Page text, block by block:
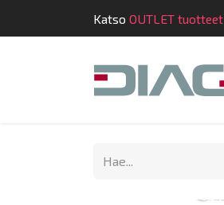
Katso OUTLET tuotteet